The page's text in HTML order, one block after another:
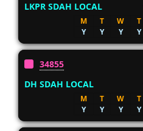
LKPR SDAH LOCAL
M T W T
Y
Y Y Y
34855
DH SDAH LOCAL
M T W T
Y
Y Y Y